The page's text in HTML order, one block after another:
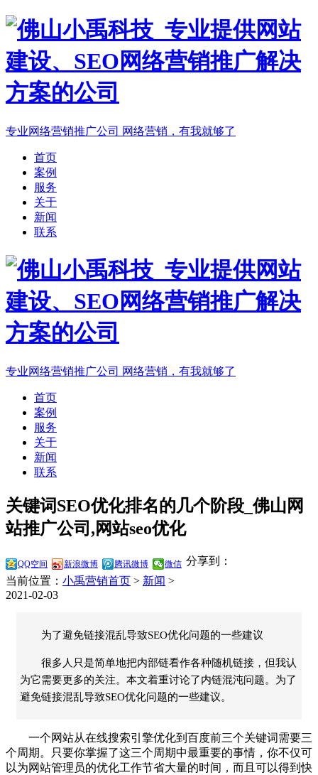
专业网络营销推广公司 网络营销，有我就够了
首页
案例
服务
关于
新闻
联系
专业网络营销推广公司 网络营销，有我就够了
首页
案例
服务
关于
新闻
联系
关键词SEO优化排名的几个阶段_佛山网
站推广公司,网站seo优化
分享到：
QQ空间 新浪微博 腾讯微博 微信
当前位置： 小禹营销首页 > 新闻 >
2021-02-03
为了避免链接混乱导致SEO优化问题的一些建议
很多人只是简单地把内部链看作各种随机链接，但我认
为它需要更多的关注。本文着重讨论了内链混沌问题。为了
避免链接混乱导致SEO优化问题的一些建议。
一个网站从在线搜索引擎优化到百度前三个关键词需要三
个周期。只要你掌握了这三个周期中最重要的事情，你不仅可
以为网站管理员的优化工作节省大量的时间，而且可以得到快